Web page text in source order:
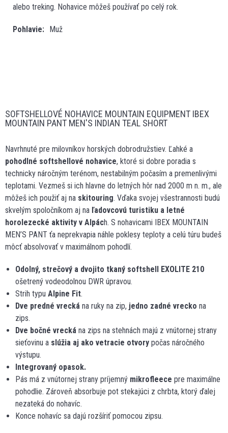
alebo treking. Nohavice môžeš používať po celý rok.
Pohlavie Muž
SOFTSHELLOVÉ NOHAVICE MOUNTAIN EQUIPMENT IBEX
MOUNTAIN PANT MEN'S INDIAN TEAL SHORT
Navrhnuté pre milovníkov horských dobrodružstiev. Ľahké a
pohodlné softshellové nohavice, ktoré si dobre poradia s
technicky náročným terénom, nestabilným počasím a premenlivými
teplotami. Vezmeš si ich hlavne do letných hôr nad 2000 m n. m., ale
môžeš ich použiť aj na skitouring. Vďaka svojej všestrannosti budú
skvelým spoločníkom aj na ľadovcovú turistiku a letné
horolezecké aktivity v Alpách. S nohavicami IBEX MOUNTAIN
MEN’S PANT ťa neprekvapia náhle poklesy teploty a celú túru budeš
môcť absolvovať v maximálnom pohodlí.
Odolný, strečový a dvojito tkaný softshell EXOLITE 210
ošetrený vodeodolnou DWR úpravou.
Strih typu Alpine Fit.
Dve predné vrecká na ruky na zip, jedno zadné vrecko na
zips.
Dve bočné vrecká na zips na stehnách majú z vnútornej strany
sieťovinu a slúžia aj ako vetracie otvory počas náročného
výstupu.
Integrovaný opasok.
Pás má z vnútornej strany príjemný mikrofleece pre maximálne
pohodlie. Zároveň absorbuje pot stekajúci z chrbta, ktorý ďalej
nezateká do nohavíc.
Konce nohavíc sa dajú rozšíriť pomocou zipsu.